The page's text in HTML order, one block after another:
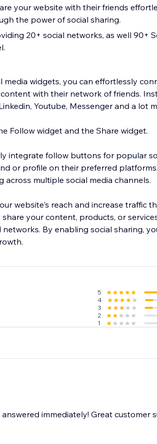
your website with their friends
the power of social sharing.
20+ social networks, as well 90+
widgets, you can effortlessly
with their network of friends.
Youtube, Messenger and a lot
Follow widget and the Share widget.
integrate follow buttons for popular
or profile on their preferred
multiple social media channels.
website's reach and increase traffic
your content, products, or
By enabling social sharing,
5
4
3
2
1
immediately! Great customer